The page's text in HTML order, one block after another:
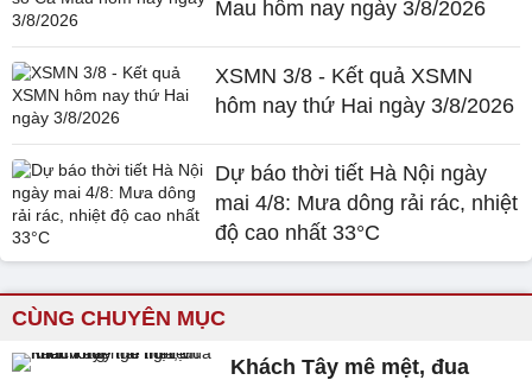
Mau hôm nay ngày 3/8/2026
XSMN 3/8 - Kết quả XSMN
hôm nay thứ Hai ngày 3/8/2026
Dự báo thời tiết Hà Nội ngày
mai 4/8: Mưa dông rải rác, nhiệt
độ cao nhất 33°C
CÙNG CHUYÊN MỤC
Khách Tây mê mệt, đua